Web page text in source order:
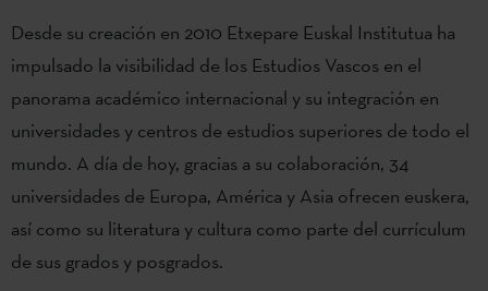
Desde su creación en 2010 Etxepare Euskal Institutua ha
impulsado la visibilidad de los Estudios Vascos en el
panorama académico internacional y su integración en
universidades y centros de estudios superiores de todo el
mundo. A día de hoy, gracias a su colaboración, 34
universidades de Europa, América y Asia ofrecen euskera,
así como su literatura y cultura como parte del currículum
de sus grados y posgrados.